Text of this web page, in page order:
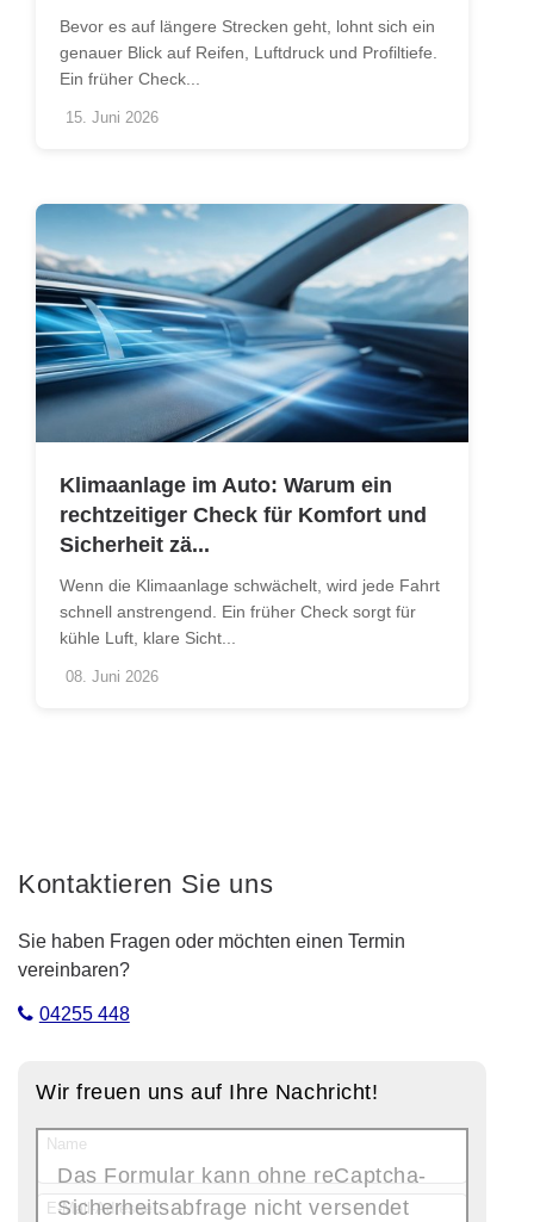
Bevor es auf längere Strecken geht, lohnt sich ein
genauer Blick auf Reifen, Luftdruck und Profiltiefe.
Ein früher Check...
15. Juni 2026
Klimaanlage im Auto: Warum ein
rechtzeitiger Check für Komfort und
Sicherheit zä...
Wenn die Klimaanlage schwächelt, wird jede Fahrt
schnell anstrengend. Ein früher Check sorgt für
kühle Luft, klare Sicht...
08. Juni 2026
Kontaktieren Sie uns
Sie haben Fragen oder möchten einen Termin
vereinbaren?
04255 448
Wir freuen uns auf Ihre Nachricht!
Name
E-Mail-Adresse
Das Formular kann ohne reCaptcha-
Sicherheitsabfrage nicht versendet